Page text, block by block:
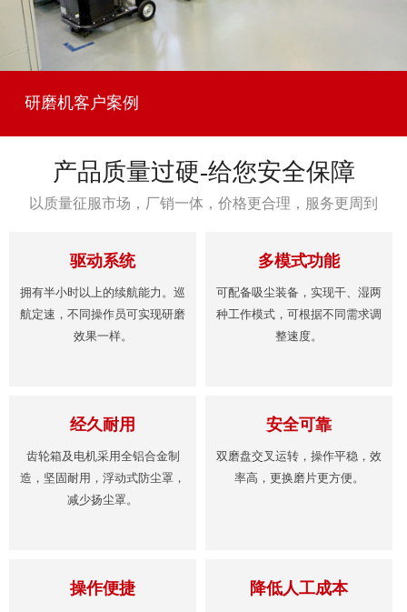
研磨机客户案例
产品质量过硬-给您安全保障
以质量征服市场，厂销一体，价格更合理，服务更周到
驱动系统
拥有半小时以上的续航能力。巡
航定速，不同操作员可实现研磨
效果一样。
多模式功能
可配备吸尘装备，实现干、湿两
种工作模式，可根据不同需求调
整速度。
经久耐用
齿轮箱及电机采用全铝合金制
造，坚固耐用，浮动式防尘罩，
减少扬尘罩。
安全可靠
双磨盘交叉运转，操作平稳，效
率高，更换磨片更方便。
操作便捷 降低人工成本